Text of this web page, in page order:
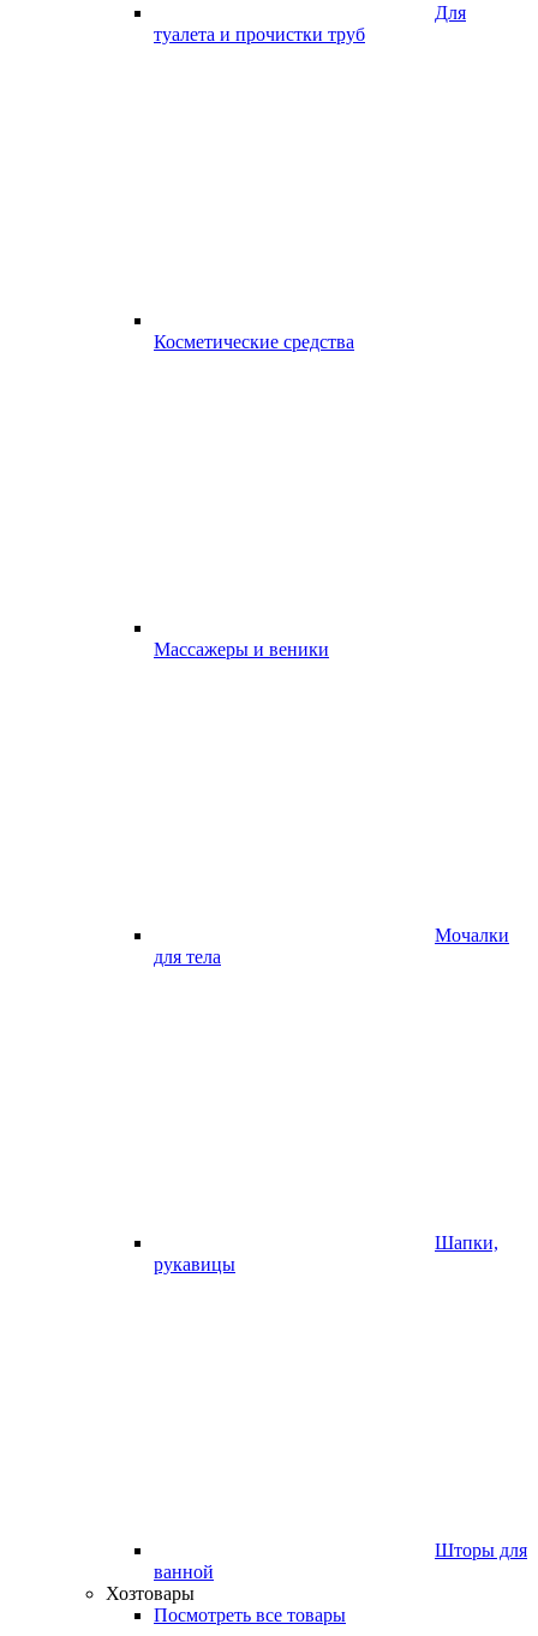
Для
туалета и прочистки труб
Косметические средства
Массажеры и веники
Мочалки
для тела
Шапки,
рукавицы
Шторы для
ванной
Хозтовары
Посмотреть все товары